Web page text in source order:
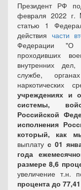
Президент РФ
февраля 2022 г.
статью 1
действия части
Федерации "О
проходивших
внутренних дел,
службе,
наркотических
учреждениях и
системы,
Российской
исполнения
который, как
выплатус 01
года
размере 8,6
увеличение т.н.
процента до